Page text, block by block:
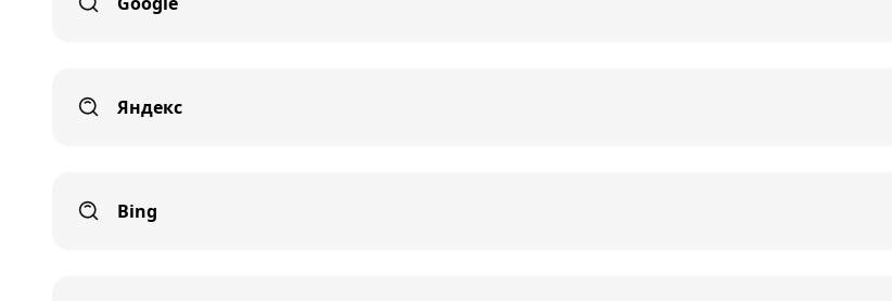
Яндекс
Bing